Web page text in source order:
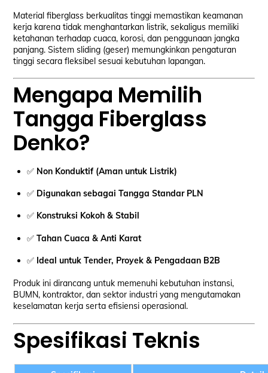
Material fiberglass berkualitas tinggi memastikan keamanan
kerja karena tidak menghantarkan listrik, sekaligus memiliki
ketahanan terhadap cuaca, korosi, dan penggunaan jangka
panjang. Sistem sliding (geser) memungkinkan pengaturan
tinggi secara fleksibel sesuai kebutuhan lapangan.
Mengapa Memilih
Tangga Fiberglass
Denko?
✅ Non Konduktif (Aman untuk Listrik)
✅ Digunakan sebagai Tangga Standar PLN
✅ Konstruksi Kokoh & Stabil
✅ Tahan Cuaca & Anti Karat
✅ Ideal untuk Tender, Proyek & Pengadaan B2B
Produk ini dirancang untuk memenuhi kebutuhan instansi,
BUMN, kontraktor, dan sektor industri yang mengutamakan
keselamatan kerja serta efisiensi operasional.
Spesifikasi Teknis